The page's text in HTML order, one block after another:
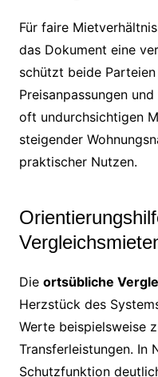
Für faire
das Dokument eine
schützt beide
Preisanpassungen
oft undurchsichtigen
steigender
praktischer Nutzen.
Die ortsübliche
Herzstück des
Werte beispielsweise
Transferleistungen. In
Schutzfunktion